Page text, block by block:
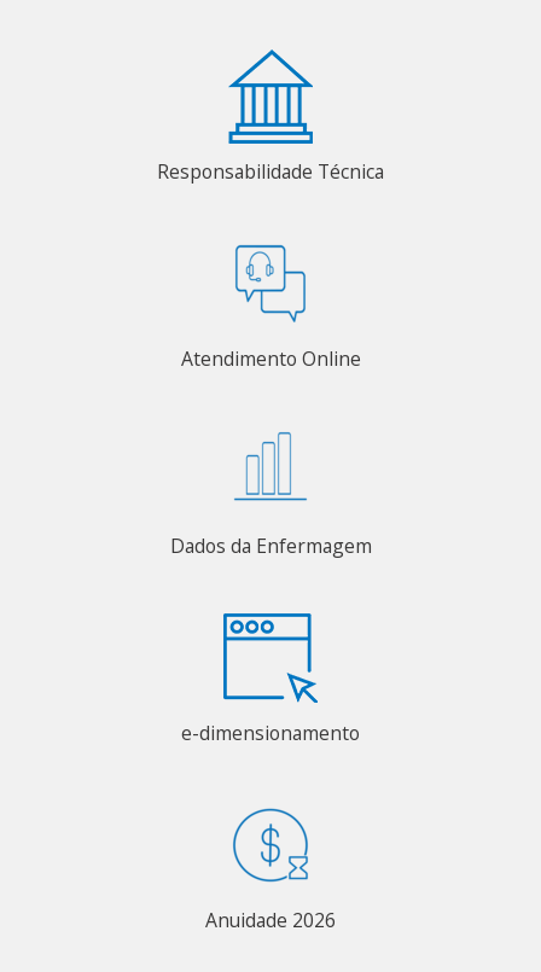
Responsabilidade Técnica
Atendimento Online
Dados da Enfermagem
e-dimensionamento
Anuidade 2026